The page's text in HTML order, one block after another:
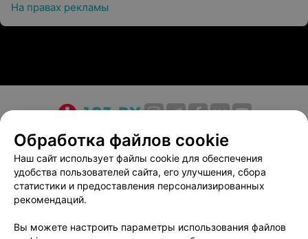
На правах рекламы
О проекте Новости проекта
Размещение рекламы
Медицинский маркетинг
Публичный договор
Пользовательское соглашение
Способы оплаты
Вакансии
Партнеры
Написать в поддержку
Обработка файлов cookie
Наш сайт использует файлы cookie для обеспечения
удобства пользователей сайта, его улучшения, сбора
статистики и предоставления персонализированных
рекомендаций.
Вы можете настроить параметры использования файлов